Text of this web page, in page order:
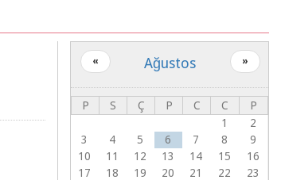
Ağustos
« »
P S Ç P C C
P
1
2
3
4 5 6 7 8
9
10
11 12 13 14 15
16
17
18 19 20 21 22
23